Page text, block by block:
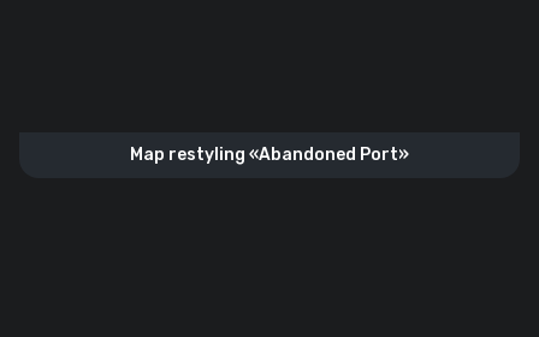
Map restyling «Abandoned Port»